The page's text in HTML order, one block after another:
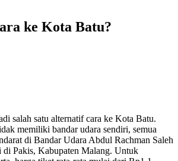
ke Kota Batu?
salah satu alternatif cara ke Kota Batu.
memiliki bandar udara sendiri, semua
di Bandar Udara Abdul Rachman Saleh
Pakis, Kabupaten Malang. Untuk